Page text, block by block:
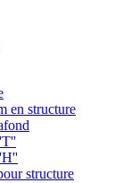
en structure
structure